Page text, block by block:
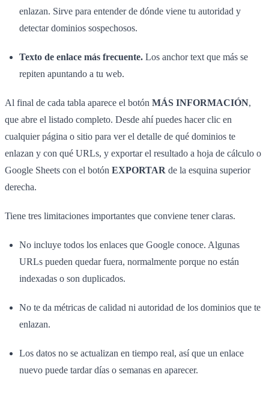
enlazan. Sirve para entender de dónde viene tu autoridad y
detectar dominios sospechosos.
Texto de enlace más frecuente. Los anchor text que más se
repiten apuntando a tu web.
Al final de cada tabla aparece el botón MÁS INFORMACIÓN,
que abre el listado completo. Desde ahí puedes hacer clic en
cualquier página o sitio para ver el detalle de qué dominios te
enlazan y con qué URLs, y exportar el resultado a hoja de cálculo o
Google Sheets con el botón EXPORTAR de la esquina superior
derecha.
Tiene tres limitaciones importantes que conviene tener claras.
No incluye todos los enlaces que Google conoce. Algunas
URLs pueden quedar fuera, normalmente porque no están
indexadas o son duplicados.
No te da métricas de calidad ni autoridad de los dominios que te
enlazan.
Los datos no se actualizan en tiempo real, así que un enlace
nuevo puede tardar días o semanas en aparecer.